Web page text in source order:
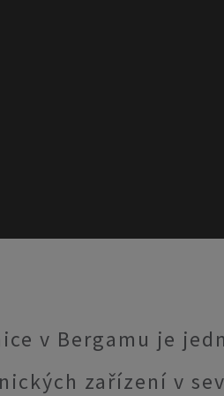
v Bergamu je
zařízení v